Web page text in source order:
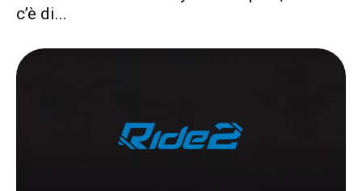
c’è di...